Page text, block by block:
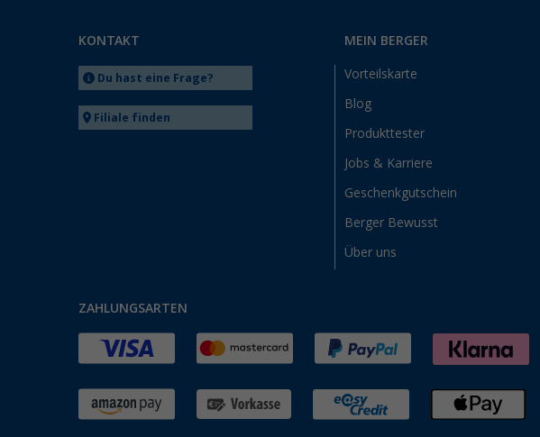
KONTAKT
Du hast eine Frage?
Filiale finden
MEIN BERGER
Vorteilskarte
Blog
Produkttester
Jobs & Karriere
Geschenkgutschein
Berger Bewusst
Über uns
ZAHLUNGSARTEN